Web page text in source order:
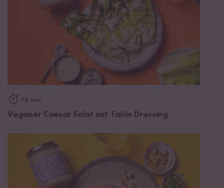
15 min
Veganer Caesar Salat mit Tahin Dressing